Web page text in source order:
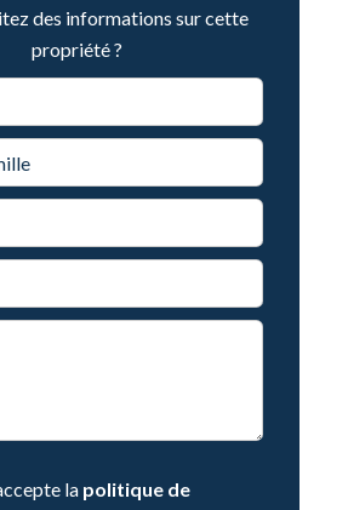
des informations sur cette
propriété ?
la politique de